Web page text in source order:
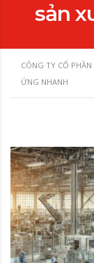
sản
CÔNG TY CỔ PHẦN
ỨNG NHANH